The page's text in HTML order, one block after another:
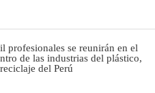
profesionales se reunirán en el
de las industrias del plástico,
del Perú